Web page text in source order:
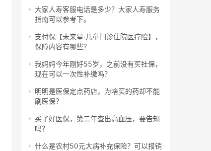
大家人寿客服电话是多少？大家人寿服务
指南可以参考下。
支付保【未来星·儿童门诊住院医疗险】，
保障内容有哪些？
我妈妈今年刚好55岁，之前没有买社保，
现在可以一次性补缴吗？
明明是医保定点药店，为啥买的药却不能
刷医保？
买了好医保，第二年查出高血压，要告知
吗？
什么是农村50元大病补充保险？可以报销